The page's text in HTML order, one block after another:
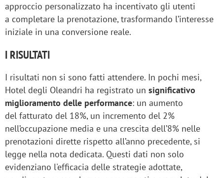
approccio personalizzato ha incentivato gli utenti
a completare la prenotazione, trasformando l’interesse
iniziale in una conversione reale.
I RISULTATI
I risultati non si sono fatti attendere. In pochi mesi,
Hotel degli Oleandri ha registrato un significativo
miglioramento delle performance: un aumento
del fatturato del 18%, un incremento del 2%
nell’occupazione media e una crescita dell’8% nelle
prenotazioni dirette rispetto all’anno precedente, si
legge nella nota dedicata. Questi dati non solo
evidenziano l'efficacia delle strategie adottate,